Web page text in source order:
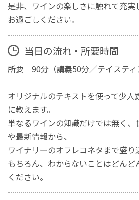
是非、ワインの楽しさに触れて充実
お過ごしください。
当日の流れ・所要時間
所要 90分（講義50分／テイスティ
オリジナルのテキストを使って少人
に教えます。
単なるワインの知識だけでは無く、
や最新情報から、
ワイナリーのオフレコネタまで盛り
もちろん、わからないことはどんど
ください。